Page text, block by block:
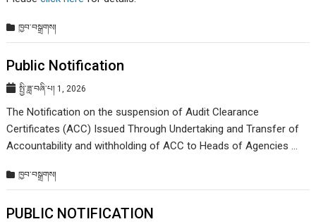
ཁྱབ་བསྒྲགས།
Public Notification
སྤྱི་ཟླ་བཞི་པ། 1, 2026
The Notification on the suspension of Audit Clearance
Certificates (ACC) Issued Through Undertaking and Transfer of
Accountability and withholding of ACC to Heads of Agencies …
ཁྱབ་བསྒྲགས།
PUBLIC NOTIFICATION